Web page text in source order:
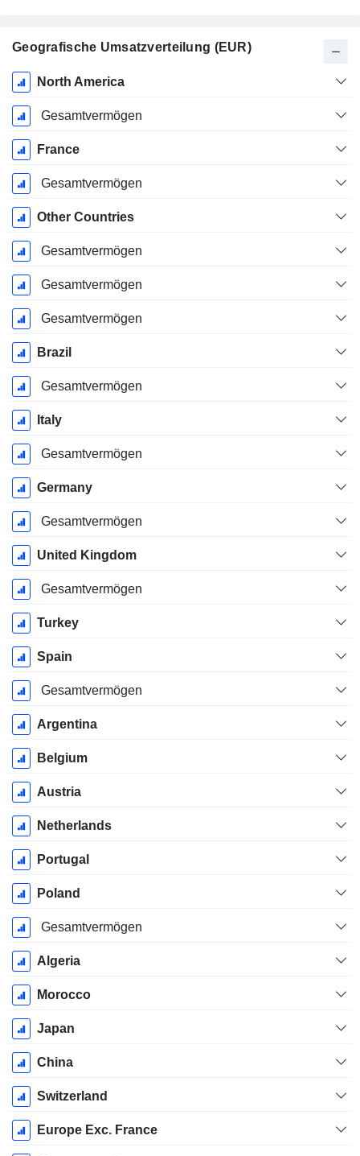
Geografische Umsatzverteilung (EUR)
Ende d.
Geschäftsjahres:
Dezember
North America
Gesamtvermögen
France
Gesamtvermögen
Other Countries
Gesamtvermögen
Gesamtvermögen
Gesamtvermögen
Brazil
Gesamtvermögen
Italy
Gesamtvermögen
Germany
Gesamtvermögen
United Kingdom
Gesamtvermögen
Turkey
Spain
Gesamtvermögen
Argentina
Belgium
Austria
Netherlands
Portugal
Poland
Gesamtvermögen
Algeria
Morocco
Japan
China
Switzerland
Europe Exc. France